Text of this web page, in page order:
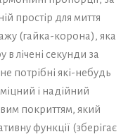
простір для миття
(гайка-корона), яка
лічені секунди за
потрібні які-небудь
і надійний
покриттям, який
функції (зберігає